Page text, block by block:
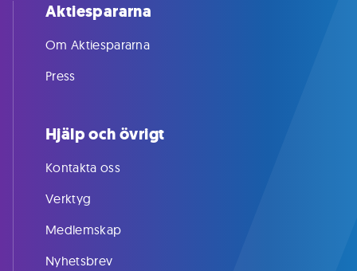
Aktiespararna
Om Aktiespararna
Press
Hjälp och övrigt
Kontakta oss
Verktyg
Medlemskap
Nyhetsbrev